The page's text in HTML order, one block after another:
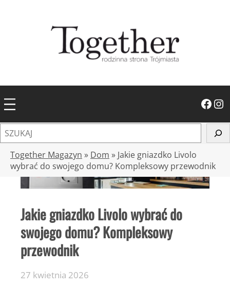
Facebook Instagram
z
Together Magazyn » Dom » Jakie gniazdko Livolo
wybrać do swojego domu? Kompleksowy przewodnik
Jakie gniazdko Livolo wybrać do
swojego domu? Kompleksowy
przewodnik
27 kwietnia 2026